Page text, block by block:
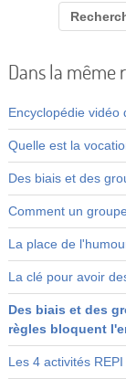
Dans la même
Encyclopédie vidéo
Quelle est la
Des biais et des
Comment un
La place de
La clé pour avoir
Des biais et des
règles bloquent
Les 4 activités